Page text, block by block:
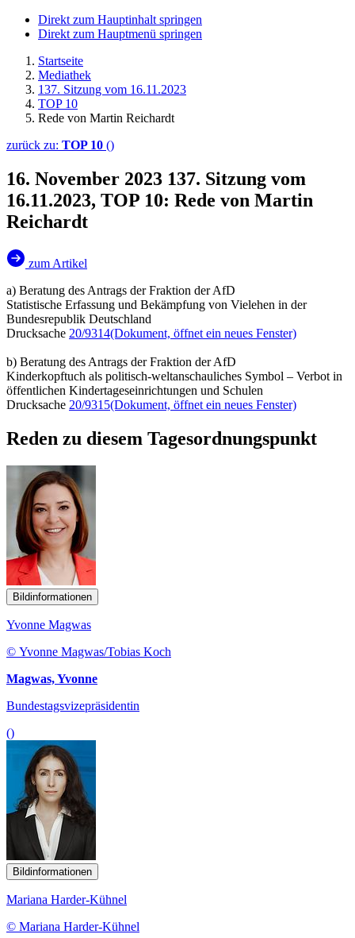
Direkt zum Hauptinhalt springen
Direkt zum Hauptmenü springen
Startseite
Mediathek
137. Sitzung vom 16.11.2023
TOP 10
Rede von Martin Reichardt
zurück zu: TOP 10 ()
16. November 2023 137. Sitzung vom
16.11.2023, TOP 10: Rede von Martin
Reichardt
zum Artikel
a) Beratung des Antrags der Fraktion der AfD
Statistische Erfassung und Bekämpfung von Vielehen in der
Bundesrepublik Deutschland
Drucksache 20/9314(Dokument, öffnet ein neues Fenster)
b) Beratung des Antrags der Fraktion der AfD
Kinderkopftuch als politisch-weltanschauliches Symbol – Verbot in
öffentlichen Kindertageseinrichtungen und Schulen
Drucksache 20/9315(Dokument, öffnet ein neues Fenster)
Reden zu diesem Tagesordnungspunkt
Bildinformationen
Yvonne Magwas
© Yvonne Magwas/Tobias Koch
Magwas, Yvonne
Bundestagsvizepräsidentin
()
Bildinformationen
Mariana Harder-Kühnel
© Mariana Harder-Kühnel